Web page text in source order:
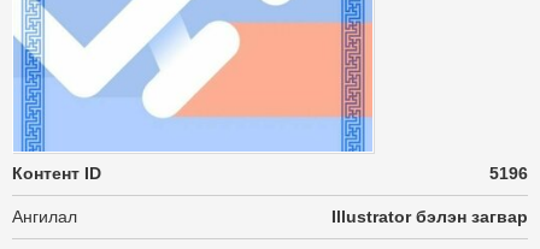
Контент ID 5196
Ангилал Illustrator бэлэн загвар